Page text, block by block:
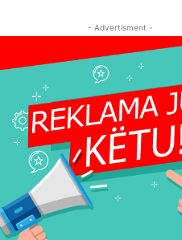
- Advertisment -